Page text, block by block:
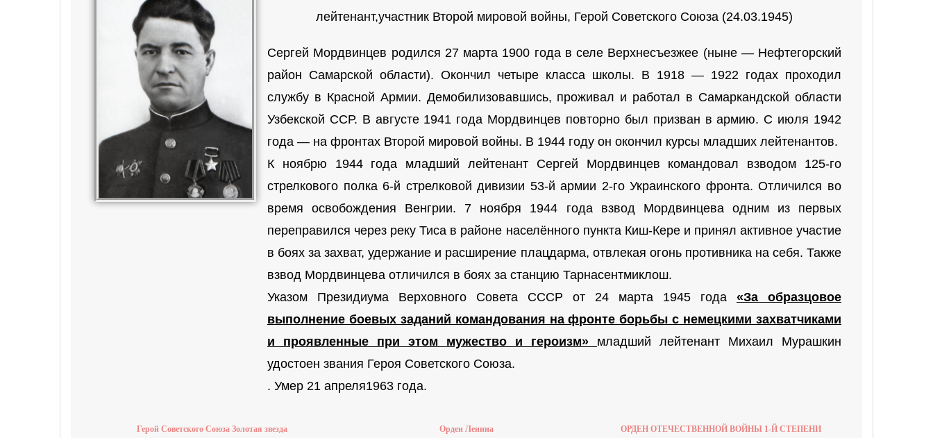
лейтенант,участник Второй мировой войны, Герой Советского Союза (24.03.1945)
Сергей Мордвинцев родился 27 марта 1900 года в селе Верхнесъезжее (ныне — Нефтегорский
район Самарской области). Окончил четыре класса школы. В 1918 — 1922 годах проходил
службу в Красной Армии. Демобилизовавшись, проживал и работал в Самаркандской области
Узбекской ССР. В августе 1941 года Мордвинцев повторно был призван в армию. С июля 1942
года — на фронтах Второй мировой войны. В 1944 году он окончил курсы младших лейтенантов.
К ноябрю 1944 года младший лейтенант Сергей Мордвинцев командовал взводом 125-го
стрелкового полка 6-й стрелковой дивизии 53-й армии 2-го Украинского фронта. Отличился во
время освобождения Венгрии. 7 ноября 1944 года взвод Мордвинцева одним из первых
переправился через реку Тиса в районе населённого пункта Киш-Кере и принял активное участие
в боях за захват, удержание и расширение плацдарма, отвлекая огонь противника на себя. Также
взвод Мордвинцева отличился в боях за станцию Тарнасентмиклош.
Указом Президиума Верховного Совета СССР от 24 марта 1945 года «За образцовое
выполнение боевых заданий командования на фронте борьбы с немецкими захватчиками
и проявленные при этом мужество и героизм» младший лейтенант Михаил Мурашкин
удостоен звания Героя Советского Союза.
. Умер 21 апреля1963 года.
Герой Советского Союза Золотая звезда Орден Ленина ОРДЕН ОТЕЧЕСТВЕННОЙ ВОЙНЫ 1-Й СТЕПЕНИ